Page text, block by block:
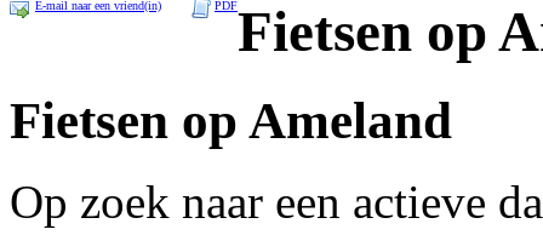
E-mail naar een vriend(in) PDFFietsen op
Fietsen op Ameland
Op zoek naar een actieve